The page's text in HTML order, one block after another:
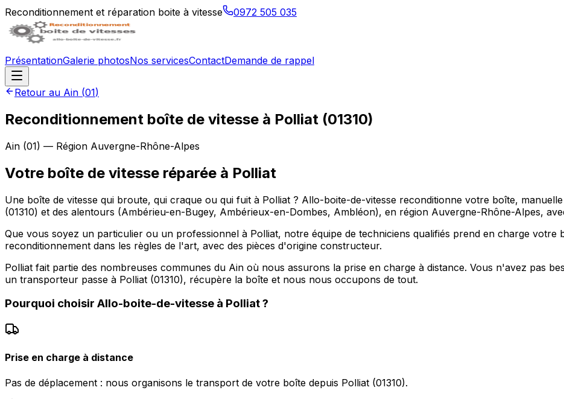
Reconditionnement et réparation boite à vitesse 0972 505 035
PrésentationGalerie photosNos servicesContactDemande de rappel
Retour au Ain (01)
Reconditionnement boîte de vitesse à Polliat (01310)
Ain (01) — Région Auvergne-Rhône-Alpes
Votre boîte de vitesse réparée à Polliat
Une boîte de vitesse qui broute, qui craque ou qui fuit à Polliat ? Allo-boite-de-vitesse reconditionne votre boîte,
(01310) et des alentours (Ambérieu-en-Bugey, Ambérieux-en-Dombes, Ambléon), en région Auvergne-Rhône-Alpes,
Que vous soyez un particulier ou un professionnel à Polliat, notre équipe de techniciens qualifiés prend en charge votre
reconditionnement dans les règles de l'art, avec des pièces d'origine constructeur.
Polliat fait partie des nombreuses communes du Ain où nous assurons la prise en charge à distance. Vous n'avez pas
un transporteur passe à Polliat (01310), récupère la boîte et nous nous occupons de tout.
Pourquoi choisir Allo-boite-de-vitesse à Polliat?
Prise en charge à distance
Pas de déplacement : nous organisons le transport de votre boîte depuis Polliat (01310).